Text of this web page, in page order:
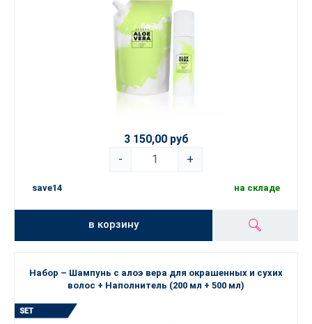
3 150,00 руб
-
+
save14 на складе
в корзину
Набор – Шампунь с алоэ вера для окрашенных и сухих
волос + Наполнитель (200 мл + 500 мл)